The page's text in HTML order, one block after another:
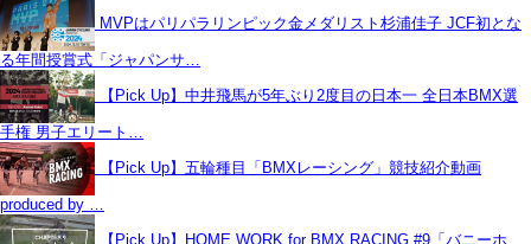
MVPはパリパラリンピック金メダリスト杉浦佳子 JCF初とな
る年間授賞式「ジャパンサ…
【Pick Up】中井飛馬が5年ぶり2度目の日本一 全日本BMX選
手権 男子エリート…
【Pick Up】五輪種目「BMXレーシング」競技紹介動画
produced by …
【Pick Up】HOME WORK for BMX RACING #9「バニーホ